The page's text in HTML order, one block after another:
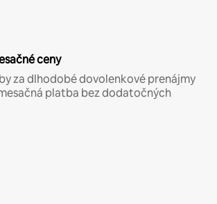
ceny
za dlhodobé dovolenkové prenájmy
platba bez dodatočných